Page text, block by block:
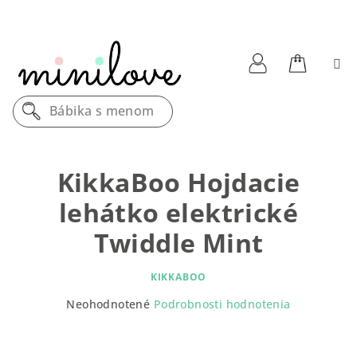
Bábika s menom
KikkaBoo Hojdacie
lehátko elektrické
Twiddle Mint
KIKKABOO
Neohodnotené Podrobnosti hodnotenia